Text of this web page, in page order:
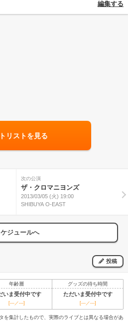
編集する
リストを見る
次の公演
ザ・クロマニヨンズ
2013/03/05 (火) 19:00
SHIBUYA O-EAST
ジュールへ
投稿
年齢層 グッズの待ち時間
いま受付中です ただいま受付中です
[---／---] [---／---]
集計したもので、実際のライブとは異なる場合があ